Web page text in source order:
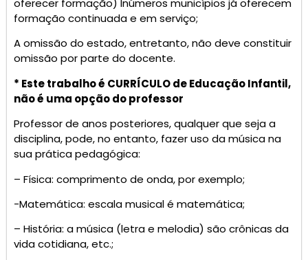
oferecer formação) Inúmeros municípios já oferecem
formação continuada e em serviço;
A omissão do estado, entretanto, não deve constituir
omissão por parte do docente.
* Este trabalho é CURRÍCULO de Educação Infantil,
não é uma opção do professor
Professor de anos posteriores, qualquer que seja a
disciplina, pode, no entanto, fazer uso da música na
sua prática pedagógica:
– Física: comprimento de onda, por exemplo;
-Matemática: escala musical é matemática;
– História: a música (letra e melodia) são crônicas da
vida cotidiana, etc.;